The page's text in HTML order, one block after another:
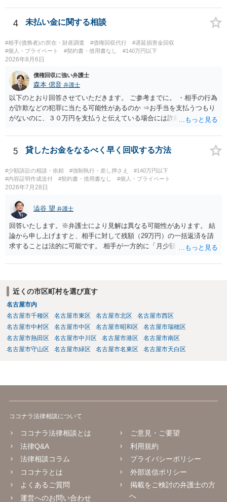
と、もし異議申立てがなされる可能性が高そうであれば時間の浪費
（通常訴訟へ移行する日数分空転する）になりますし、支払督促及び
その異議後の通常訴訟は相手方の住所地が管轄裁判所になるため（特
に相手方が遠方である場合は）対応が面倒な場合があるからです。相
手方の主張については、和解で減額を考慮すればよいと思います。 な
お、残念ながら、「連絡も返ってこず、返済の目処も立たずで精神的
ダメージが大きく」という理由では、慰謝料請求は通常は認められま
せん。
4 未払い金に関する相談
#相手(債務者)の所在・財産調査 #債権回収代行
#遅延損害金回収
#個人・プライベート
#契約書・借用書なし #140万円以下
2026年8月6日
債権回収に強い弁護士
森本 偲音 弁護士
以下のとおり回答させていただきます。 ご参考までに。 ・相手の行為
が詐欺などの犯罪に当たる可能性があるのか ⇒お手当を支払うつもり
がないのに、３０万円を支払うと伝えている場合には詐欺罪に該当す
段が取れるのか ⇒契約に基づく履行請求として３０万円を請求するこ
とが考えられますが、 パパ活の契約は、売春防止法に抵触する契約
条）となるため、相手方に請求できない可能性が高いです。 ・相手の
氏名や住所が分からない状態でも対応可能なのか ⇒訴訟等の裁判上の
手続を利用する場合には、原則として相手方の住所・氏名を把握して
5 貸したお金をなるべく早く回収する方法
#少額訴訟の相談・依頼 #強制執行・差し押さえ
#140万円以下
#内容証明作成送付
#契約書・借用書なし #個人・プライベート
2026年7月28日
澁谷 望 弁護士
回答いたします。※弁護士により見解は異なる可能性があります。 結
論から申し上げますと、相手に対して残額（29万円）の一括返済を請
求することは法的に可能です。 相手が一方的に「月少額ずつ返す」と
は成立していません。当初の返済期日も過ぎているため、一括返済を
です。 分割拒否と一括請求の通知：PayPayのメッセージ等で「分割
払いには同意していないため、残額の一括払いを求める」旨を明確に
伝えます。 相手の本名・住所の確認：応じない場合に法的手段（少額
訴訟など）をとるには、相手の身元が必要です。分からない場合は、
まず本名や住所の特定を進めてください。 相手が購入した高額商品
（Switch2等）の事実も踏まえ、応じない場合は法的措置を辞さない姿
勢で交渉に臨むのが現実的かと思います。
近くの市区町村を選び直す
名古屋市内
名古屋市千種区
名古屋市東区 名古屋市北区
名古屋市西区
名古屋市中村区
名古屋市中区 名古屋市昭和区
名古屋市瑞穂区
名古屋市熱田区
名古屋市中川区 名古屋市港区
名古屋市南区
名古屋市守山区
名古屋市緑区 名古屋市名東区 名古屋市天白区
ココナラ法律相談について
ココナラ法律相談とは
法律Q&A
法律相談コラム
ココナラとは
よくあるご質問
運営へのお問い合わせ
ご意見・ご要望
利用規約
プライバシーポリシー
外部送信ポリシー
掲載をご検討の弁護士の方
へ